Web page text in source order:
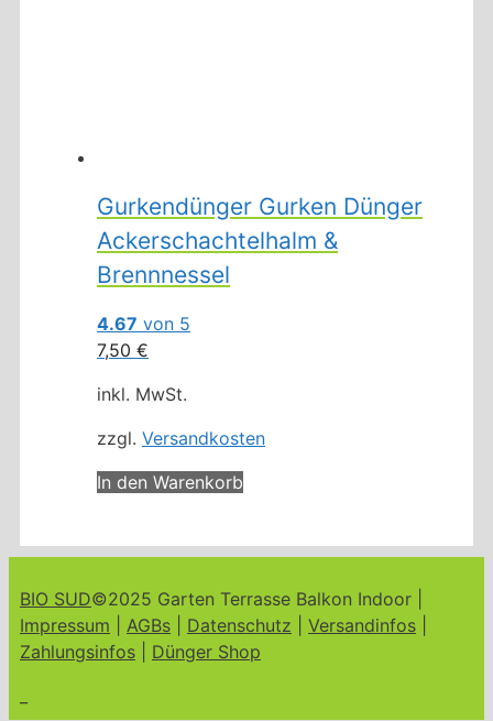
Gurkendünger Gurken Dünger
Ackerschachtelhalm &
Brennnessel
4.67 von 5
7,50 €
inkl. MwSt.
zzgl. Versandkosten
In den Warenkorb
BIO SUD©2025 Garten Terrasse Balkon Indoor |
Impressum
AGBs Datenschutz Versandinfos
Zahlungsinfos
Dünger Shop